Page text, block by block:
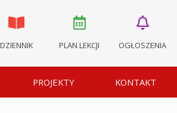
DZIENNIK PLAN LEKCJI OGŁOSZENIA
PROJEKTY KONTAKT